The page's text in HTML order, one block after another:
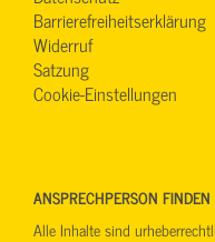
Barrierefreiheitserklärung
Widerruf
Satzung
Cookie-Einstellungen
ANSPRECHPERSON FINDEN
Alle Inhalte sind